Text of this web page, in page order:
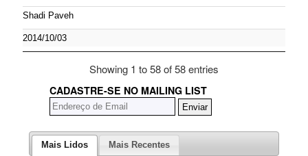
Shadi Paveh
2014/10/03
Showing 1 to 58 of 58 entries
CADASTRE-SE NO MAILING LIST
Mais Lidos Mais Recentes